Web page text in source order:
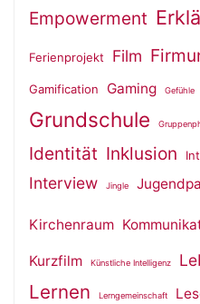
Empowerment
Ferienprojekt Film
Gamification Gaming Gefühle
Grundschule
Identität Inklusion
Interview Jingle
Kirchenraum
Kurzfilm Künstliche Intelligenz
Lernen Lerngemeinschaft